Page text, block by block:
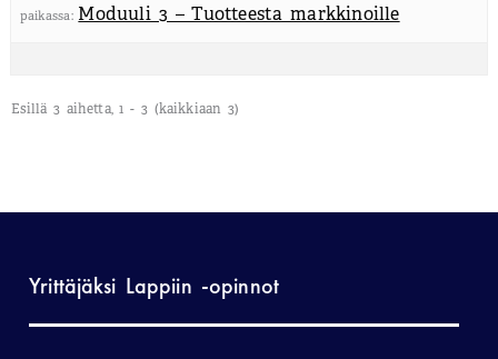
paikassa: Moduuli 3 – Tuotteesta markkinoille
Esillä 3 aihetta, 1 - 3 (kaikkiaan 3)
Yrittäjäksi Lappiin -opinnot